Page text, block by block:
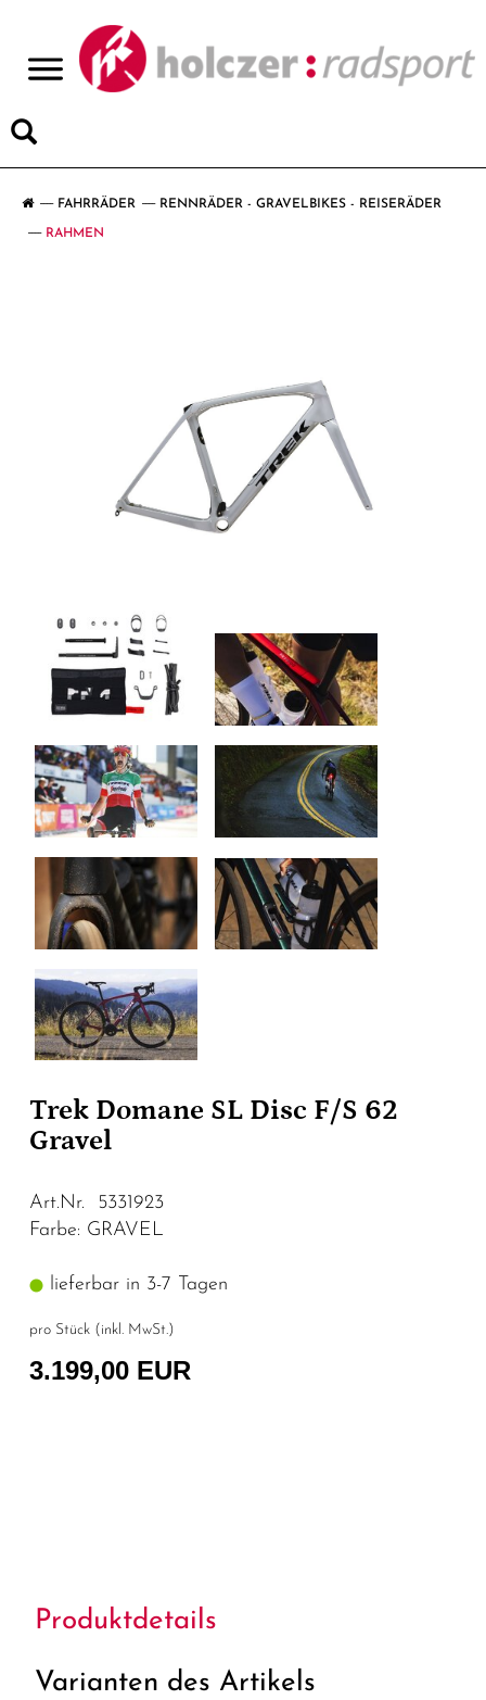
FAHRRÄDER RENNRÄDER - GRAVELBIKES - REISERÄDER
RAHMEN
Trek Domane SL Disc F/S 62
Gravel
Art.Nr. 5331923
Farbe: GRAVEL
lieferbar in 3-7 Tagen
pro Stück (inkl. MwSt.)
3.199,00 EUR
Produktdetails
Varianten des Artikels